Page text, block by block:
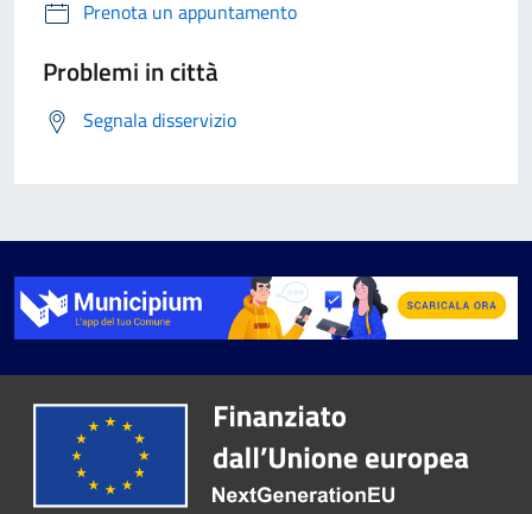
Prenota un appuntamento
Problemi in città
Segnala disservizio